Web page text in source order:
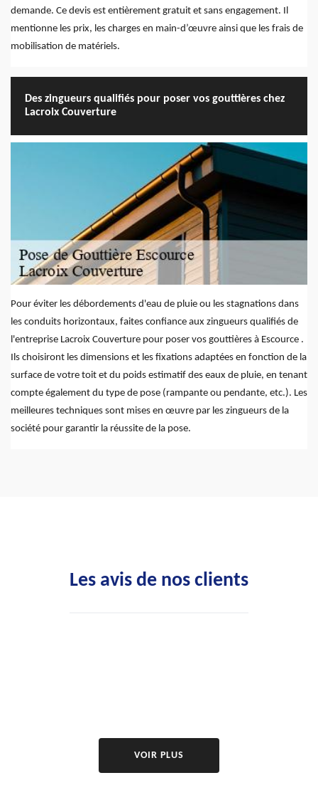
demande. Ce devis est entièrement gratuit et sans engagement. Il
mentionne les prix, les charges en main-d’œuvre ainsi que les frais de
mobilisation de matériels.
Des zingueurs qualifiés pour poser vos gouttières chez
Lacroix Couverture
Pour éviter les débordements d'eau de pluie ou les stagnations dans
les conduits horizontaux, faites confiance aux zingueurs qualifiés de
l'entreprise Lacroix Couverture pour poser vos gouttières à Escource .
Ils choisiront les dimensions et les fixations adaptées en fonction de la
surface de votre toit et du poids estimatif des eaux de pluie, en tenant
compte également du type de pose (rampante ou pendante, etc.). Les
meilleures techniques sont mises en œuvre par les zingueurs de la
société pour garantir la réussite de la pose.
Les avis de nos clients
VOIR PLUS